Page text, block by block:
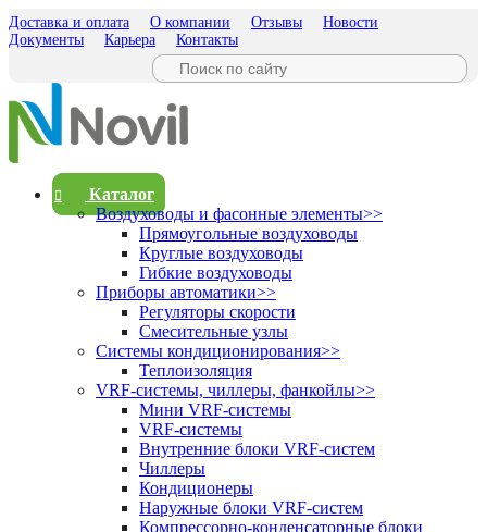
Доставка и оплата О компании Отзывы
Новости
Документы
Карьера Контакты
Каталог
Воздуховоды и фасонные элементы>>
Прямоугольные воздуховоды
Круглые воздуховоды
Гибкие воздуховоды
Приборы автоматики>>
Регуляторы скорости
Смесительные узлы
Системы кондиционирования>>
Теплоизоляция
VRF-системы, чиллеры, фанкойлы>>
Мини VRF-системы
VRF-системы
Внутренние блоки VRF-систем
Чиллеры
Кондиционеры
Наружные блоки VRF-систем
Компрессорно-конденсаторные блоки